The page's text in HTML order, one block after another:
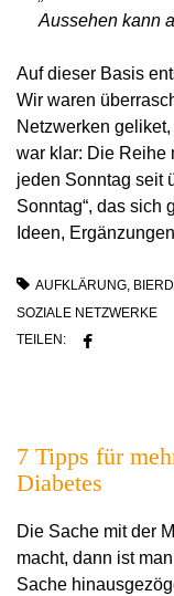
Aussehen kann
Auf dieser Basis
Wir waren
Netzwerken
war klar: Die Reihe
jeden Sonntag seit
Sonntag“, das sich
Ideen,
AUFKLÄRUNG,
SOZIALE NETZWERKE
TEILEN:
7 Tipps für
Diabetes
Die Sache mit der
macht, dann ist
Sache